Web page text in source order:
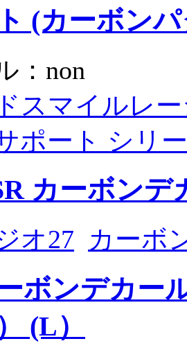
(カーボン
：non
スマイルレ
ポート シリ
カーボンデ
オ27 カーボ
ボンデカー
(L）